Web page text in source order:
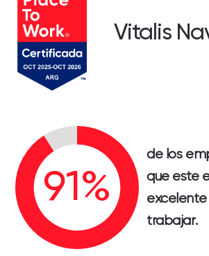
Vitalis
de los
que este
trabajar.